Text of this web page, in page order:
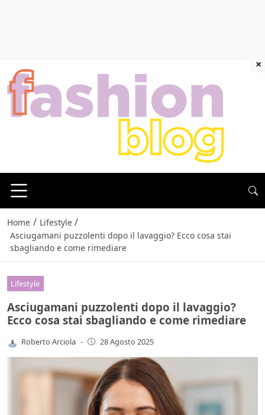
Home / Lifestyle /
Asciugamani puzzolenti dopo il lavaggio? Ecco cosa stai
sbagliando e come rimediare
Lifestyle
Asciugamani puzzolenti dopo il lavaggio?
Ecco cosa stai sbagliando e come rimediare
Roberto Arciola - 28 Agosto 2025
×